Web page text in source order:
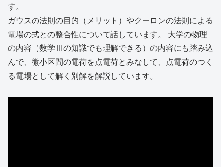
す。
ガウスの法則の目的（メリット）やクーロンの法則による
電場の式との整合性について話しています。 大学の物理
の内容（数学Ⅲの知識でも理解できる）の内容にも踏み込
んで、微小区間の電荷を点電荷とみなして、点電荷のつく
る電場として解く別解を解説しています。